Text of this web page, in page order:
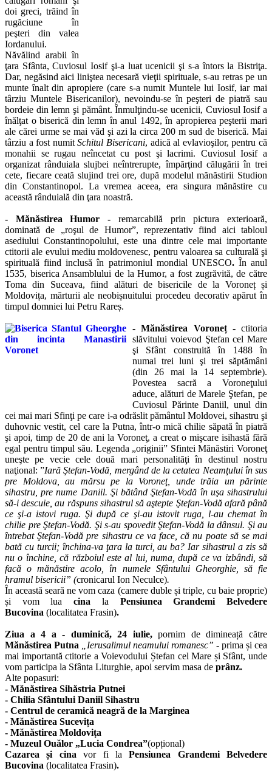
doi greci, trăind în
rugăciune în
peşteri din valea
Iordanului.
Năvălind arabii în
ţara Sfânta, Cuviosul Iosif şi-a luat ucenicii şi s-a întors la Bistriţa.
Dar, negăsind aici liniştea necesară vieţii spirituale, s-au retras pe un
munte înalt din apropiere (care s-a numit Muntele lui Iosif, iar mai
târziu Muntele Bisericanilor), nevoindu-se în peşteri de piatră sau
bordeie din lemn şi pământ. Înmulţindu-se ucenicii, Cuviosul Iosif a
înălţat o biserică din lemn în anul 1492, în apropierea peşterii mari
ale cărei urme se mai văd şi azi la circa 200 m sud de biserică. Mai
târziu a fost numitSchitul Bisericani, adică al evlavioşilor, pentru că
monahii se rugau neîncetat cu post şi lacrimi. Cuviosul Iosif a
organizat rânduiala slujbei neîntrerupte, împărţind călugării în trei
cete, fiecare ceată slujind trei ore, după modelul mănăstirii Studion
din Constantinopol. La vremea aceea, era singura mănăstire cu
această rânduială din ţara noastră.
- Mănăstirea Humor - remarcabilă prin pictura exterioară,
dominată de „roşul de Humor”, reprezentativ fiind aici tabloul
asediului Constantinopolului, este una dintre cele mai importante
ctitorii ale evului mediu moldovenesc, pentru valoarea sa culturală şi
spirituală fiind inclusă în patrimoniul mondial UNESCO. În anul
1535, biserica Ansamblului de la Humor, a fost zugrăvită, de către
Toma din Suceava, fiind alături de bisericile de la Voroneț și
Moldovița, mărturii ale neobișnuitului procedeu decorativ apărut în
timpul domniei lui Petru Rareș.
- Mănăstirea Voroneț - ctitoria
slăvitului voievod Ştefan cel Mare
şi Sfânt construită în 1488 în
numai trei luni şi trei săptămâni
(din 26 mai la 14 septembrie).
Povestea sacră a Voroneţului
aduce, alături de Marele Ştefan, pe
Cuviosul Părinte Daniil, unul din
cei mai mari Sfinţi pe care i-a odrăslit pământul Moldovei, sihastru şi
duhovnic vestit, cel care la Putna, într-o mică chilie săpată în piatră
şi apoi, timp de 20 de ani la Voroneţ, a creat o mişcare isihastă fără
egal pentru timpul său. Legenda „originii” SfinteiMănăstiri Voroneţ
uneşte pe vecie cele două mari personalităţi în destinul nostru
naţional:”Iară Ştefan-Vodă, mergând de la cetatea Neamţului în sus
pre Moldova, au mărsu pe la Voroneţ, unde trăia un părinte
sihastru, pre nume Daniil. Şi bătând Ştefan-Vodă în uşa sihastrului
să-i descuie, au răspuns sihastrul să aştepte Ştefan-Vodă afară până
ce şi-a istovi ruga. Şi după ce şi-au istovit ruga, l-au chemat în
chilie pre Ştefan-Vodă. Şi s-au spovedit Ştefan-Vodă la dânsul. Şi au
întrebat Ştefan-Vodă pre sihastru ce va face, că nu poate să se mai
bată cu turcii; închina-va ţara la turci, au ba? Iar sihastrul a zis să
nu o închine, că războiul este al lui, numa, după ce va izbândi, să
facă o mănăstire acolo, în numele Sfântului Gheorghie, să fie
hramul bisericii” (cronicarul Ion Neculce).
În această seară ne vom caza (camere duble și triple, cu baie proprie)
și vom luacina la Pensiunea Grandemi Belvedere
Bucovina (localitatea Frasin).
Ziua a 4 a - duminică, 24 iulie,pornim de dimineață către
Mănăstirea Putna „Ierusalimul neamului romanesc” - prima și cea
mai importantă ctitorie a Voievodului Ștefan cel Mare și Sfânt, unde
vom participa la Sfânta Liturghie, apoi servim masa de prânz.
Alte popasuri:
- Mănăstirea Sihăstria Putnei
- Chilia Sfântului Daniil Sihastru
- Centrul de ceramică neagră de la Marginea
- Mănăstirea Sucevița
- Mănăstirea Moldovița
- Muzeul Ouălor „Lucia Condrea”(opțional)
Cazarea și cina vor fi laPensiunea Grandemi Belvedere
Bucovina (localitatea Frasin).